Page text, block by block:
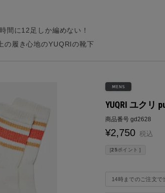
間に12足しか編めない！
の履き心地のYUQRIの靴下
YUQRI ユクリ
商品番号 gd2628
¥2,750 税込
[25ポイント ]
14時までのご注文で